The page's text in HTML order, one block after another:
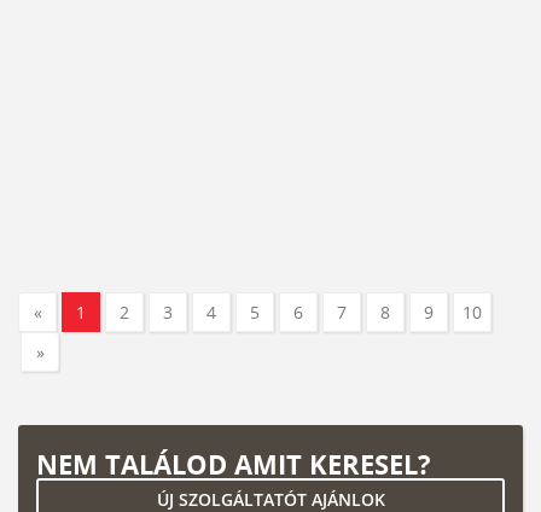
« 1 2 3 4 5 6 7 8 9
10
»
NEM TALÁLOD AMIT KERESEL?
ÚJ SZOLGÁLTATÓT AJÁNLOK